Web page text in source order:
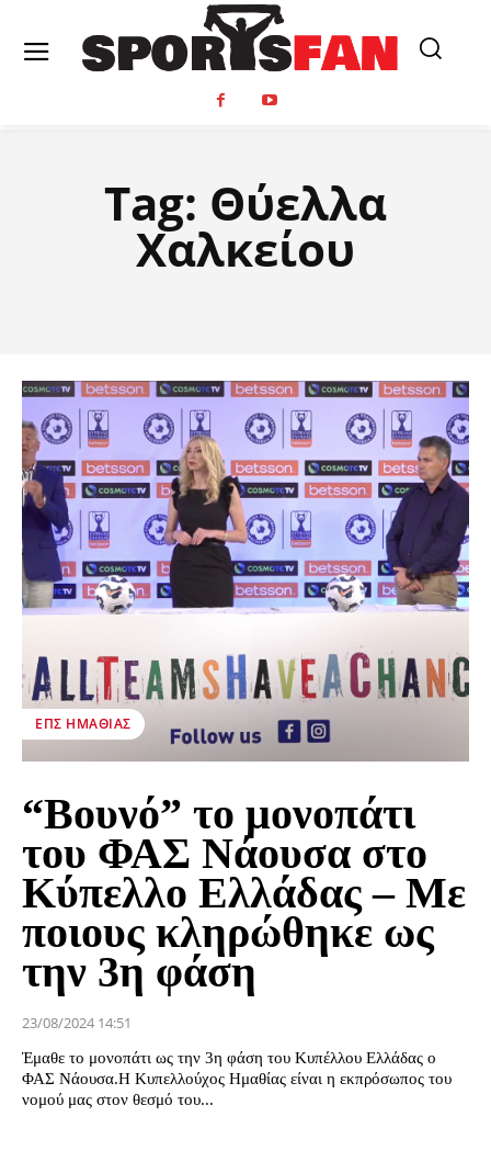
Tag: Θύελλα
Χαλκείου
ΕΠΣ ΗΜΑΘΊΑΣ
“Βουνό” το μονοπάτι
του ΦΑΣ Νάουσα στο
Κύπελλο Ελλάδας – Με
ποιους κληρώθηκε ως
την 3η φάση
23/08/2024 14:51
Έμαθε το μονοπάτι ως την 3η φάση του Κυπέλλου Ελλάδας ο
ΦΑΣ Νάουσα.Η Κυπελλούχος Ημαθίας είναι η εκπρόσωπος του
νομού μας στον θεσμό του...